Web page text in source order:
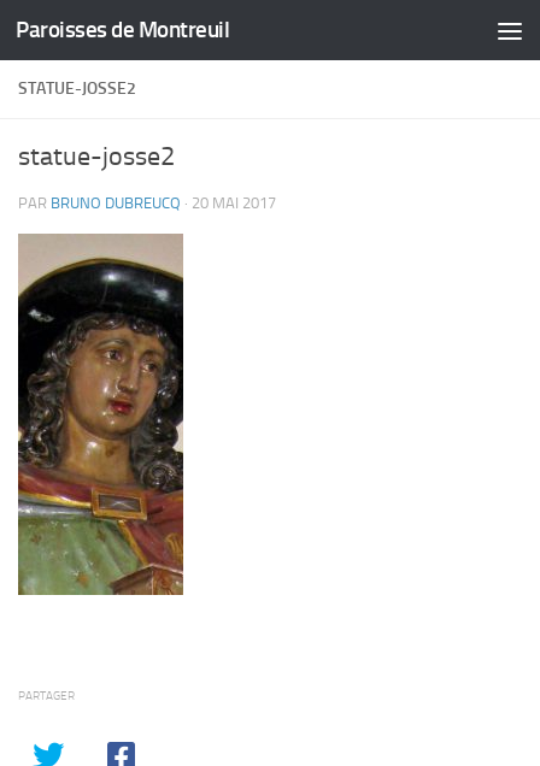
Skip to content
Paroisses de Montreuil
STATUE-JOSSE2
statue-josse2
PAR BRUNO DUBREUCQ · 20 MAI 2017
PARTAGER